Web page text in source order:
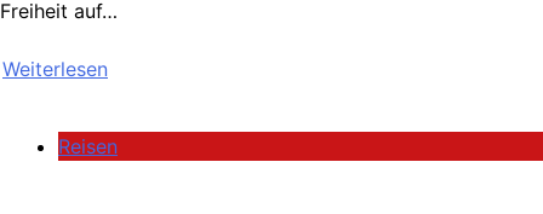
Freiheit auf…
Weiterlesen
Reisen